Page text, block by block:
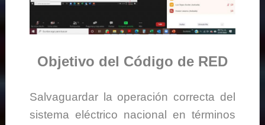
Objetivo del Código de RED
Salvaguardar la operación correcta del
sistema eléctrico nacional en términos